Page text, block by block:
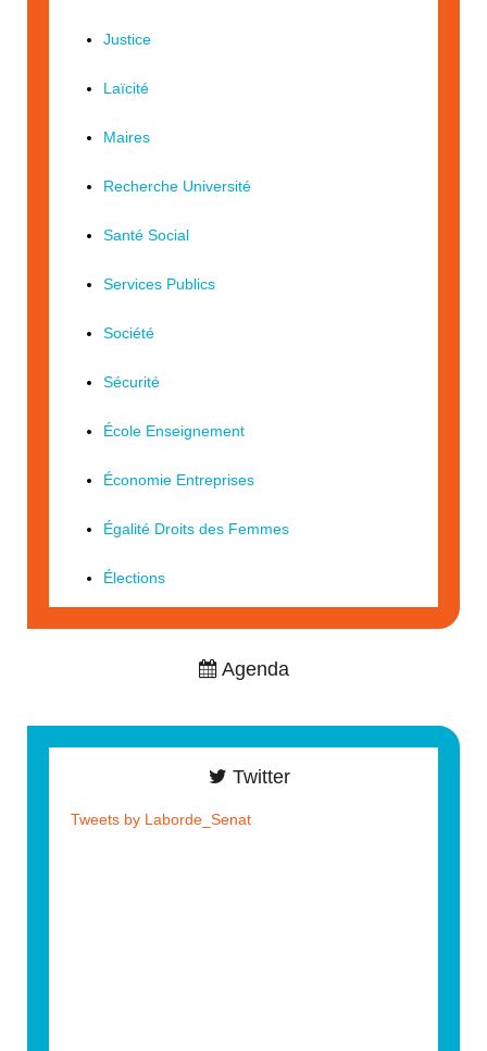
Justice
Laïcité
Maires
Recherche Université
Santé Social
Services Publics
Société
Sécurité
École Enseignement
Économie Entreprises
Égalité Droits des Femmes
Élections
Agenda
Twitter
Tweets by Laborde_Senat